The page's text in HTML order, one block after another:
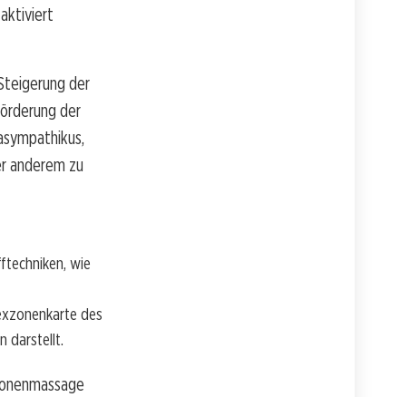
der
der
anderem zu
wie
des
darstellt.